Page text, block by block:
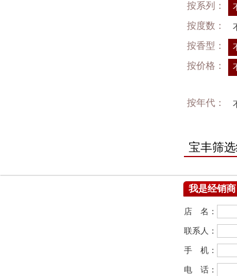
按系列：
按度数：
按香型：
按价格：
按年代：
宝丰筛
我是经销商
店 名：
联系人：
手 机：
电 话：